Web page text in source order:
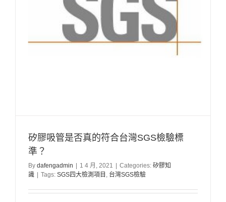
矽膠吸管是否真的符合台灣SGS檢驗標
準？
By dafengadmin 1 4 月, 2021 Categories: 矽膠知
識
Tags: SGS四大檢測項目 , 台灣SGS檢驗